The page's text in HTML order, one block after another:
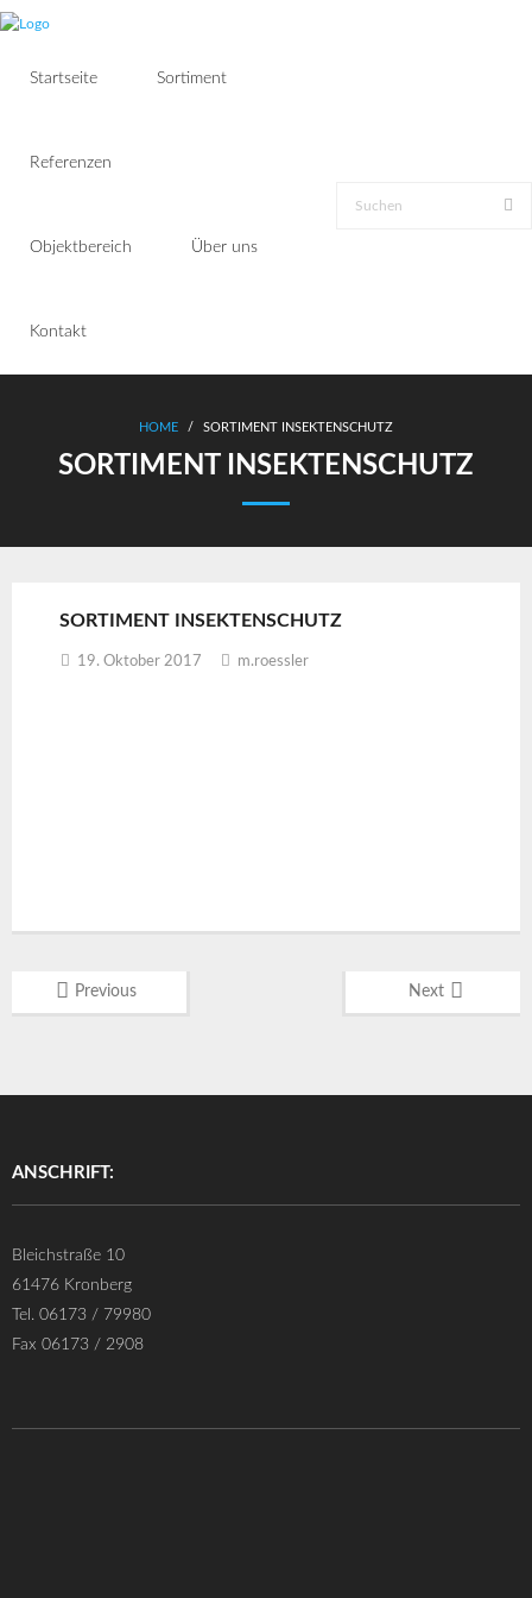
Startseite Sortiment
Referenzen
Objektbereich Über uns
Kontakt
HOME / SORTIMENT INSEKTENSCHUTZ
SORTIMENT INSEKTENSCHUTZ
SORTIMENT INSEKTENSCHUTZ
19. Oktober 2017 m.roessler
Previous Next
ANSCHRIFT:
Bleichstraße 10
61476 Kronberg
Tel. 06173 / 79980
Fax 06173 / 2908